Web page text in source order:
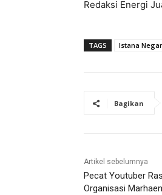
Redaksi Energi
TAGS Istana
Bagikan
Artikel sebelumnya
Pecat Youtuber
Organisasi